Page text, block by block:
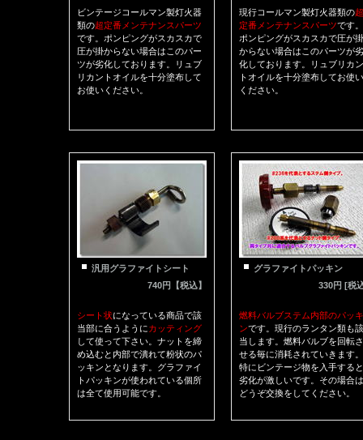
ビンテージコールマン製灯火器
類の超定番メンテナンスパーツ
です。ポンピングがスカスカで
圧が掛からない場合はこのパー
ツが劣化しております。リュブ
リカントオイルを十分塗布して
お使いください。
現行コールマン製灯火器類の超
定番メンテナンスパーツです。
ポンピングがスカスカで圧が掛
からない場合はこのパーツが劣
化しております。リュブリカン
トオイルを十分塗布してお使い
ください。
汎用グラファイトシート
740円【税込】
シート状になっている商品で該
当部に合うようにカッティング
して使って下さい。ナットを締
め込むと内部で潰れて粉状のパ
ッキンとなります。グラファイ
トパッキンが使われている個所
は全て使用可能です。
グラファイトパッキン
330円 [税
燃料バルブステム内部のパッキ
ンです。現行のランタン類も該
当します。燃料バルブを回転さ
せる毎に消耗されていきます。
特にビンテージ物を入手すると
劣化が激しいです。その場合は
どうぞ交換をしてください。